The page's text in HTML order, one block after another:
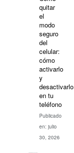
quitar
el
modo
seguro
del
celular:
cómo
activarlo
y
desactivarlo
en tu
teléfono
Publicado
en: julio
30, 2026